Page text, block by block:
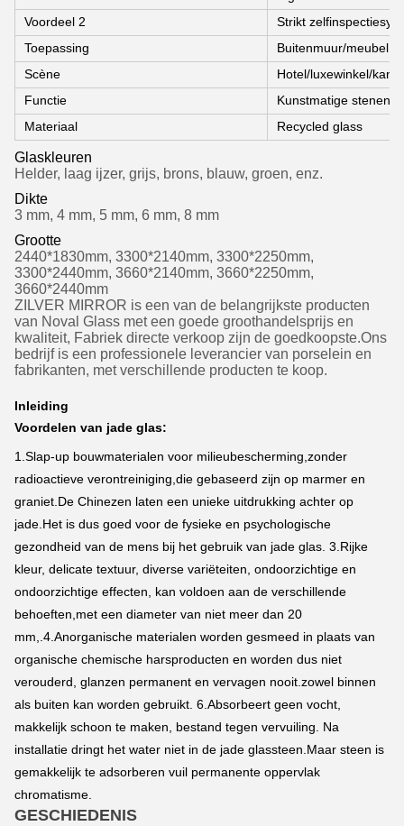
Voordeel 2
Strikt
Toepassing
Buitenmuur/meubel
Scène
Hotel/luxewinkel/
Functie
Kunstmatige stenen
Materiaal
Recycled glass
Glaskleuren
Helder, laag ijzer, grijs, brons, blauw, groen, enz.
Dikte
3 mm, 4 mm, 5 mm, 6 mm, 8 mm
Grootte
2440*1830mm, 3300*2140mm, 3300*2250mm,
3300*2440mm, 3660*2140mm, 3660*2250mm,
3660*2440mm
ZILVER MIRROR is een van de belangrijkste producten
van Noval Glass met een goede groothandelsprijs en
kwaliteit, Fabriek directe verkoop zijn de goedkoopste.Ons
bedrijf is een professionele leverancier van porselein en
fabrikanten, met verschillende producten te koop.
Inleiding
Voordelen van jade glas:
1.Slap-up bouwmaterialen voor milieubescherming,zonder
radioactieve verontreiniging,die gebaseerd zijn op marmer en
graniet.De Chinezen laten een unieke uitdrukking achter op
jade.Het is dus goed voor de fysieke en psychologische
gezondheid van de mens bij het gebruik van jade glas. 3.Rijke
kleur, delicate textuur, diverse variëteiten, ondoorzichtige en
ondoorzichtige effecten, kan voldoen aan de verschillende
behoeften,met een diameter van niet meer dan 20
mm,.4.Anorganische materialen worden gesmeed in plaats van
organische chemische harsproducten en worden dus niet
verouderd, glanzen permanent en vervagen nooit.zowel binnen
als buiten kan worden gebruikt. 6.Absorbeert geen vocht,
makkelijk schoon te maken, bestand tegen vervuiling. Na
installatie dringt het water niet in de jade glassteen.Maar steen is
gemakkelijk te adsorberen vuil permanente oppervlak
chromatisme.
GESCHIEDENIS